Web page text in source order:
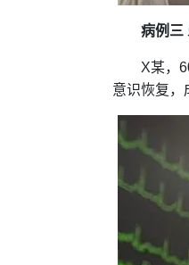
病例三
X某，
意识恢复，